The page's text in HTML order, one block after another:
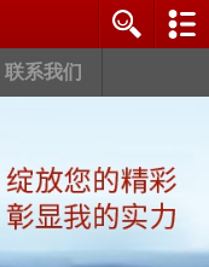
联系我们